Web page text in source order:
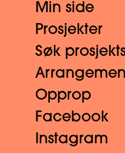
Min side
Prosjekter
Søk
Opprop
Facebook
Instagram